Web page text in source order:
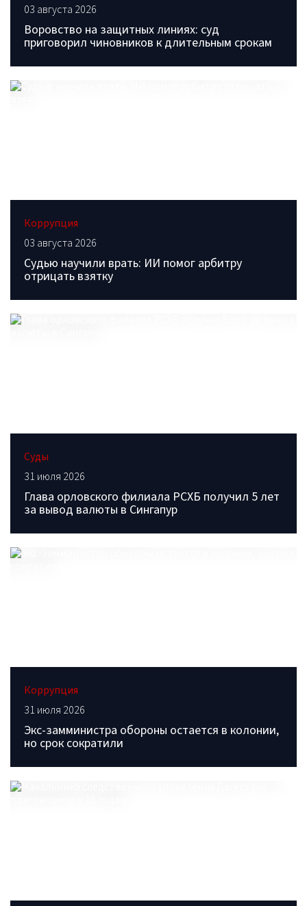
03 августа 2026
Воровство на защитных линиях: суд
приговорил чиновников к длительным срокам
Коррупция
03 августа 2026
Судью научили врать: ИИ помог арбитру
отрицать взятку
Суды
31 июля 2026
Глава орловского филиала РСХБ получил 5 лет
за вывод валюты в Сингапур
Коррупция
31 июля 2026
Экс-замминистра обороны остается в колонии,
но срок сократили